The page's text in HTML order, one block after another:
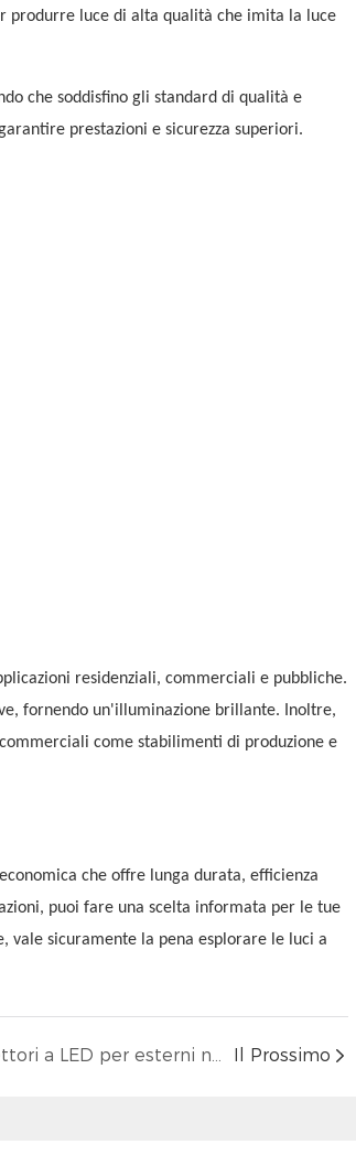
produrre luce di alta qualità che imita la luce
che soddisfino gli standard di qualità e
prestazioni e sicurezza superiori.
residenziali, commerciali e pubbliche.
fornendo un'illuminazione brillante. Inoltre,
come stabilimenti di produzione e
che offre lunga durata, efficienza
puoi fare una scelta informata per le tue
vale sicuramente la pena esplorare le luci a
I migliori proiettori a LED per esterni nel 2024: la tua guida definitiva Il Prossimo